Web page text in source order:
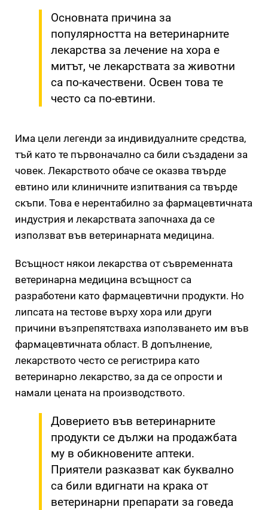
Основната причина за
популярността на ветеринарните
лекарства за лечение на хора е
митът, че лекарствата за животни
са по-качествени. Освен това те
често са по-евтини.
Има цели легенди за индивидуалните средства,
тъй като те първоначално са били създадени за
човек. Лекарството обаче се оказва твърде
евтино или клиничните изпитвания са твърде
скъпи. Това е нерентабилно за фармацевтичната
индустрия и лекарствата започнаха да се
използват във ветеринарната медицина.
Всъщност някои лекарства от съвременната
ветеринарна медицина всъщност са
разработени като фармацевтични продукти. Но
липсата на тестове върху хора или други
причини възпрепятстваха използването им във
фармацевтичната област. В допълнение,
лекарството често се регистрира като
ветеринарно лекарство, за да се опрости и
намали цената на производството.
Доверието във ветеринарните
продукти се дължи на продажбата
му в обикновените аптеки.
Приятели разказват как буквално
са били вдигнати на крака от
ветеринарни препарати за говеда